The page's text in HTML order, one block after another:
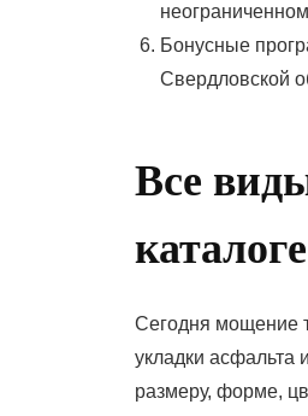
Бонусные
Свердловской
Все
каталоге
Сегодня мощение
укладки асфальта
размеру, форме,